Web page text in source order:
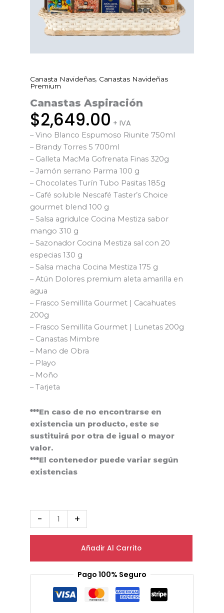
Canasta Navideñas, Canastas Navideñas
Premium
Canastas Aspiración
$2,649.00 + IVA
– Vino Blanco Espumoso Riunite 750ml
– Brandy Torres 5 700ml
– Galleta MacMa Gofrenata Finas 320g
– Jamón serrano Parma 100 g
– Chocolates Turín Tubo Pasitas 185g
– Café soluble Nescafé Taster’s Choice
gourmet blend 100 g
– Salsa agridulce Cocina Mestiza sabor
mango 310 g
– Sazonador Cocina Mestiza sal con 20
especias 130 g
– Salsa macha Cocina Mestiza 175 g
– Atún Dolores premium aleta amarilla en
agua
– Frasco Semillita Gourmet | Cacahuates
200g
– Frasco Semillita Gourmet | Lunetas 200g
– Canastas Mimbre
– Mano de Obra
– Playo
– Moño
– Tarjeta
***En caso de no encontrarse en
existencia un producto, este se
sustituirá por otra de igual o mayor
valor.
***El contenedor puede variar según
existencias
-
Canastas
cantidad
+
Añadir Al Carrito
Pago 100% Seguro